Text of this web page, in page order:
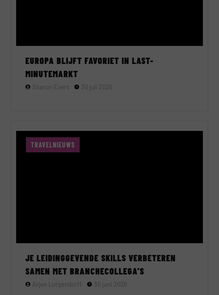
EUROPA BLIJFT FAVORIET IN LAST-
MINUTEMARKT
Sharon Evers 30 juli 2026
TRAVELNIEUWS
JE LEIDINGGEVENDE SKILLS VERBETEREN
SAMEN MET BRANCHECOLLEGA’S
Arjen Lutgendorff 30 juni 2026